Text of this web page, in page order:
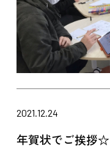
2021.12.24
年賀状でご挨拶☆